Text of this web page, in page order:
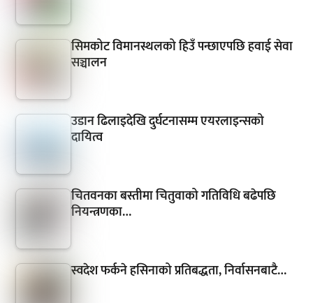
सिमकोट विमानस्थलको हिउँ पन्छाएपछि हवाई सेवा
सञ्चालन
उडान ढिलाइदेखि दुर्घटनासम्म एयरलाइन्सको
दायित्व
चितवनका बस्तीमा चितुवाको गतिविधि बढेपछि
नियन्त्रणका…
स्वदेश फर्कने हसिनाको प्रतिबद्धता, निर्वासनबाटै…